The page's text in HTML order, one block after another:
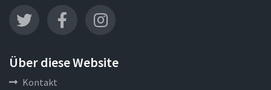
Über diese Website
Kontakt